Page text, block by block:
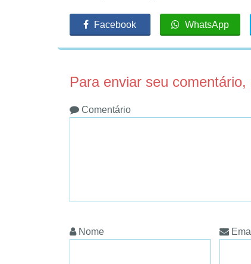
Facebook WhatsApp
Para enviar seu
Comentário
Nome